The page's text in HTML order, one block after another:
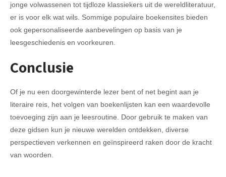
jonge volwassenen tot tijdloze klassiekers uit de wereldliteratuur,
er is voor elk wat wils. Sommige populaire boekensites bieden
ook gepersonaliseerde aanbevelingen op basis van je
leesgeschiedenis en voorkeuren.
Conclusie
Of je nu een doorgewinterde lezer bent of net begint aan je
literaire reis, het volgen van boekenlijsten kan een waardevolle
toevoeging zijn aan je leesroutine. Door gebruik te maken van
deze gidsen kun je nieuwe werelden ontdekken, diverse
perspectieven verkennen en geïnspireerd raken door de kracht
van woorden.